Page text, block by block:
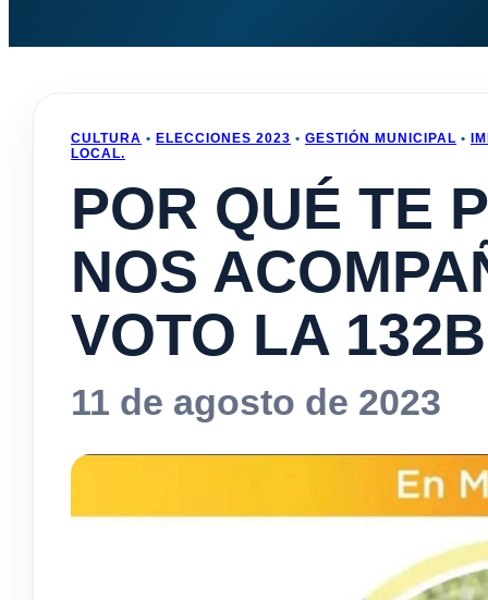
CULTURA • ELECCIONES 2023 • GESTIÓN MUNICIPAL •
LOCAL.
POR QUÉ TE
NOS
VOTO LA
11 de agosto de 2023